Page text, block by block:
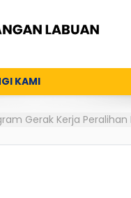
KAMI
Gerak Kerja Peralihan